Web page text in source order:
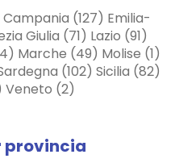
(127) Emilia-
Giulia (71) Lazio (91)
Marche (49) Molise (1)
(102) Sicilia (82)
Veneto (2)
provincia